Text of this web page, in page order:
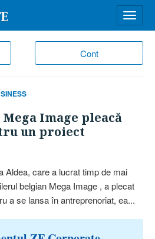
Cont
meniu
Image pleacă
un proiect
Aldea, care a lucrat timp de mai
belgian Mega Image , a plecat
a se lansa în antreprenoriat, ea...